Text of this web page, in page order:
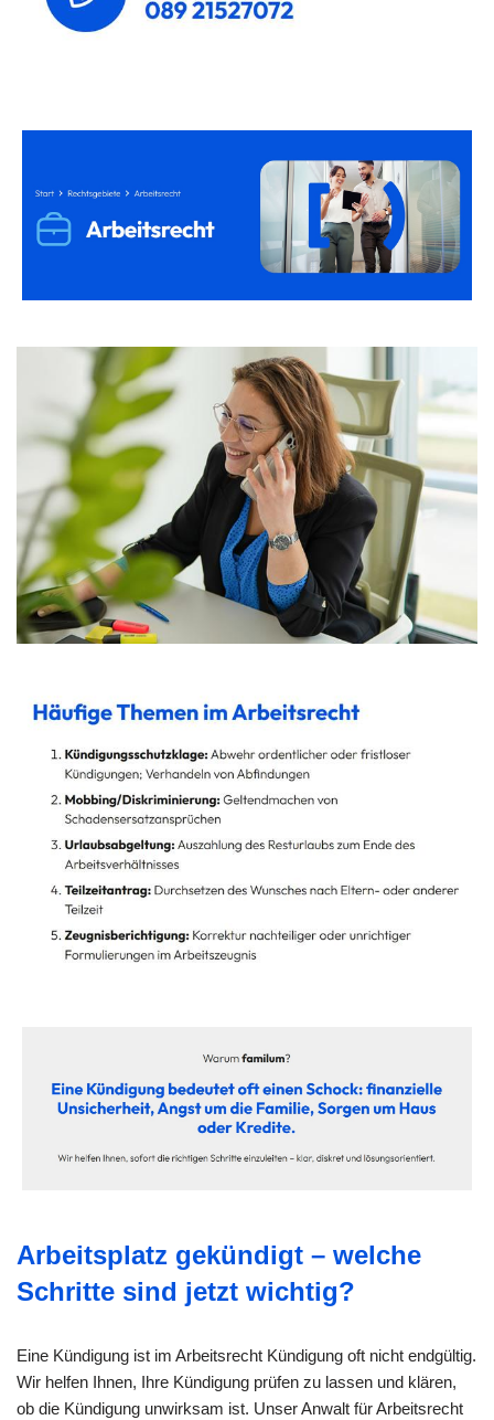
Arbeitsplatz gekündigt – welche
Schritte sind jetzt wichtig?
Eine Kündigung ist im Arbeitsrecht Kündigung oft nicht endgültig.
Wir helfen Ihnen, Ihre Kündigung prüfen zu lassen und klären,
ob die Kündigung unwirksam ist. Unser Anwalt für Arbeitsrecht